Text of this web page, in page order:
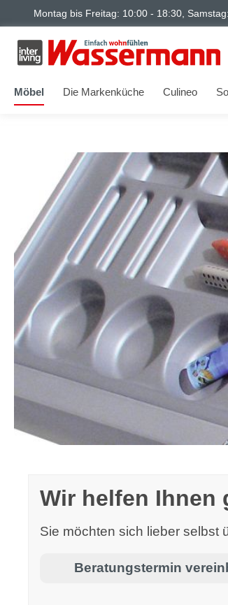
Zur Hauptnavigation
Montag bis Freitag: 10:00 - 18:30,
Möbel Die Markenküche Culineo
Bildergalerie überspringen
Wir helfen Ihnen
Sie möchten sich lieber selbst
Beratungstermin